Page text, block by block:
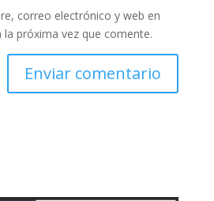
correo electrónico y web en
la próxima vez que comente.